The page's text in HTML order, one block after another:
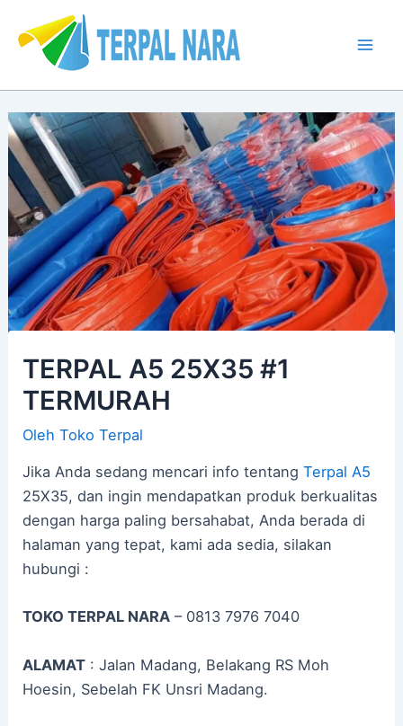
konten
TERPAL A5 25X35 #1
TERMURAH
OlehToko Terpal
Jika Anda sedang mencari info tentangTerpal A5
25X35, dan ingin mendapatkan produk berkualitas
dengan harga paling bersahabat, Anda berada di
halaman yang tepat, kami ada sedia, silakan
hubungi :
TOKO TERPAL NARA – 0813 7976 7040
ALAMAT : Jalan Madang, Belakang RS Moh
Hoesin, Sebelah FK Unsri Madang.
navigation